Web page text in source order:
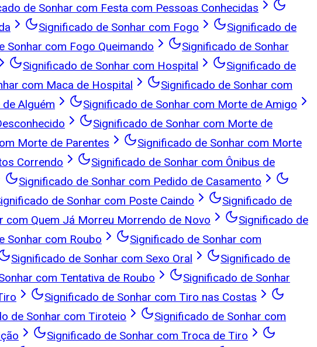
de Sonhar com Festa com Pessoas Conhecidas
Significado de Sonhar com Fogo
Significado de
Sonhar com Fogo Queimando
Significado de Sonhar
Significado de Sonhar com Hospital
Significado de
com Maca de Hospital
Significado de Sonhar com
Alguém
Significado de Sonhar com Morte de Amigo
Significado de Sonhar com Morte de
Morte de Parentes
Significado de Sonhar com Morte
Correndo
Significado de Sonhar com Ônibus de
Significado de Sonhar com Pedido de Casamento
de Sonhar com Poste Caindo
Significado de
com Quem Já Morreu Morrendo de Novo
Significado de
Sonhar com Roubo
Significado de Sonhar com
Significado de Sonhar com Sexo Oral
Significado de
com Tentativa de Roubo
Significado de Sonhar
Significado de Sonhar com Tiro nas Costas
de Sonhar com Tiroteio
Significado de Sonhar com
Significado de Sonhar com Troca de Tiro